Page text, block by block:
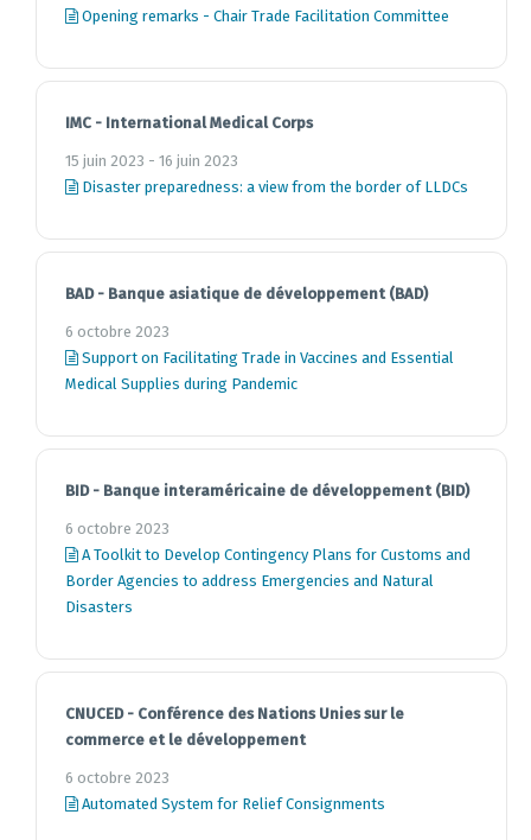
Opening remarks - Chair Trade Facilitation Committee
IMC - International Medical Corps
15 juin 2023 - 16 juin 2023
Disaster preparedness: a view from the border of LLDCs
BAD - Banque asiatique de développement (BAD)
6 octobre 2023
Support on Facilitating Trade in Vaccines and Essential
Medical Supplies during Pandemic
BID - Banque interaméricaine de développement (BID)
6 octobre 2023
A Toolkit to Develop Contingency Plans for Customs and
Border Agencies to address Emergencies and Natural
Disasters
CNUCED - Conférence des Nations Unies sur le
commerce et le développement
6 octobre 2023
Automated System for Relief Consignments